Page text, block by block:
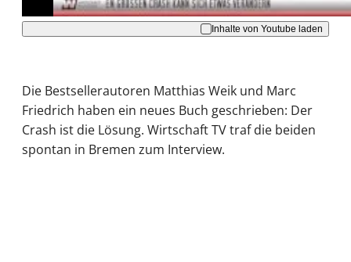
Inhalte von Youtube laden
Die Bestsellerautoren Matthias Weik und Marc
Friedrich haben ein neues Buch geschrieben: Der
Crash ist die Lösung. Wirtschaft TV traf die beiden
spontan in Bremen zum Interview.